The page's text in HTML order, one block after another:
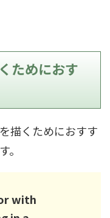
ためにおす
描くためにおすす
。
with